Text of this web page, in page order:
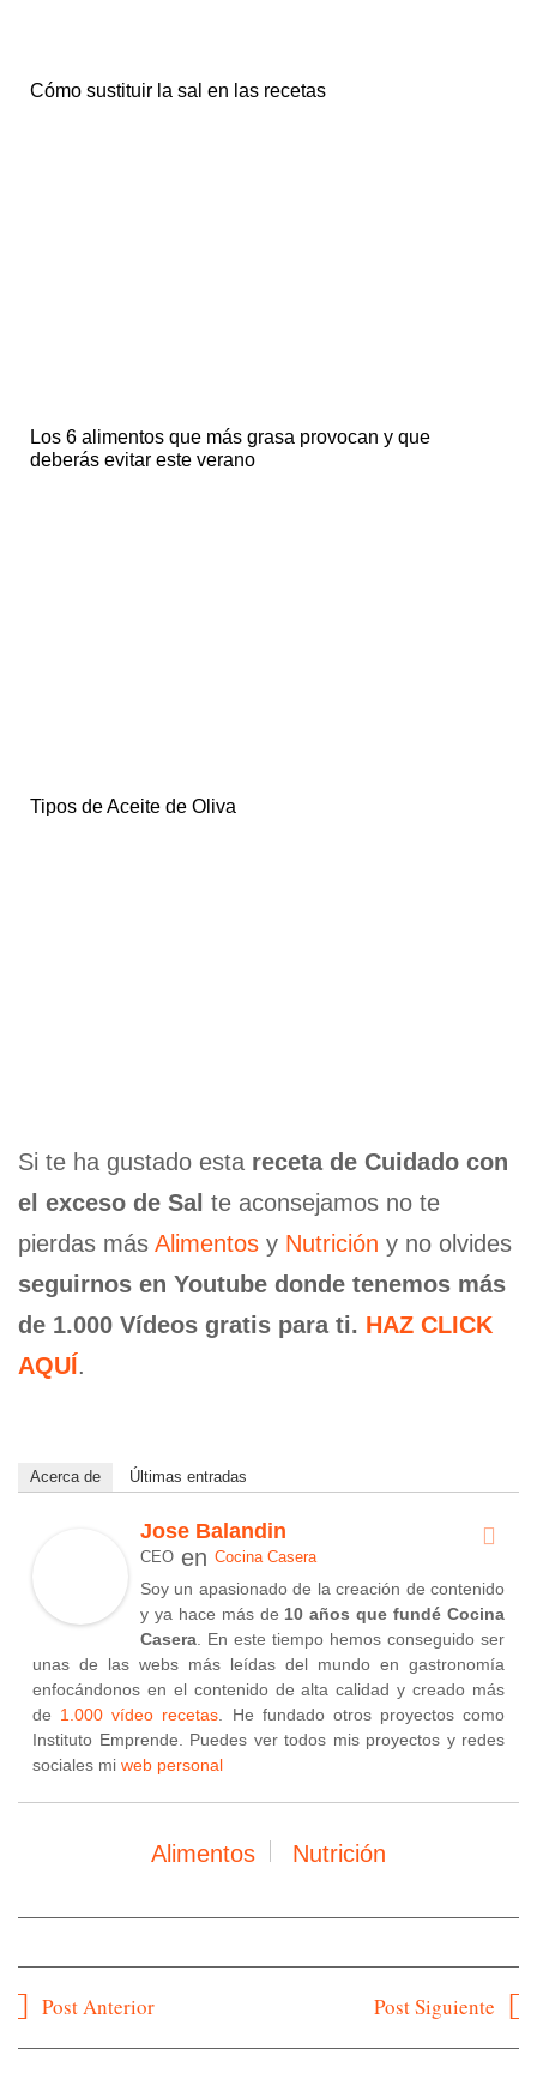
Cómo sustituir la sal en las recetas
Los 6 alimentos que más grasa provocan y que
deberás evitar este verano
Tipos de Aceite de Oliva
Si te ha gustado esta receta de Cuidado con
el exceso de Sal te aconsejamos no te
pierdas más Alimentos y Nutrición y no olvides
seguirnos en Youtube donde tenemos más
de 1.000 Vídeos gratis para ti. HAZ CLICK
AQUÍ.
Acerca de Últimas entradas
Jose Balandin
CEO en Cocina Casera
Soy un apasionado de la creación de contenido
y ya hace más de 10 años que fundé Cocina
Casera . En este tiempo hemos conseguido ser
unas de las webs más leídas del mundo en gastronomía
enfocándonos en el contenido de alta calidad y creado más
de 1.000 vídeo recetas . He fundado otros proyectos como
Instituto Emprende. Puedes ver todos mis proyectos y redes
sociales mi web personal
Alimentos Nutrición
Navegación
Post Anterior Post Siguiente